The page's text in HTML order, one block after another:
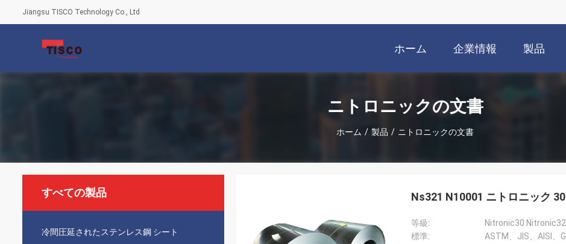
Jiangsu TISCO Technology Co., Ltd
ホーム 企業情報 製品
ニトロニックの文書
ホーム / 製品 / ニトロニックの文書
すべての製品
冷間圧延されたステンレス鋼 シート
Ns321 N10001 ニトロニック
等級:
Nitronic30
標準:
ASTM、JIS、AISI、